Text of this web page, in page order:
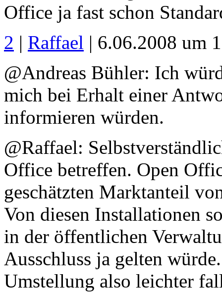
Office ja fast schon
2 | Raffael | 6.06.2008 um
@Andreas Bühler: Ich
mich bei Erhalt einer
informieren würden.
@Raffael:
Office betreffen. Open
geschätzten Marktanteil
Von diesen Installationen
in der öffentlichen
Ausschluss ja gelten
Umstellung also leichter